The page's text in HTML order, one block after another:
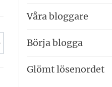
Våra bloggare
Börja blogga
Glömt lösenordet